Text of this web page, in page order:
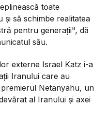
toate
să schimbe realitatea
pentru generaţii", dă
său.
externe Israel Katz i-a
Iranului care au
Netanyahu, un
al Iranului şi axei